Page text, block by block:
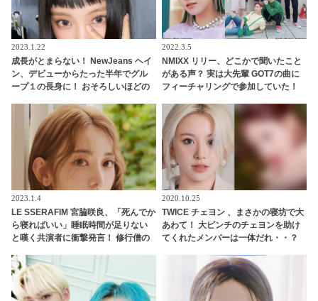
2023.1.22
成長がとまらない！ NewJeans ヘイ
ン、デビューからたった半年でグル
ープ１の長身に！ おそろしいほどの
ぶりに驚きの声
2022.3.5
NMIXX リリー、どこかで聞いたこと
がある声？ 実は大先輩 GOT7の曲に
フィーチャリングで参加していた！
2023.1.4
LE SSERAFIM 宮脇咲良、「死んでか
ら寝ればいい」睡眠時間が足りない
と嘆く共演者に衝撃発言！ 修行僧の
ぎる姿勢に啞然
2020.10.25
TWICE チェヨン 、まさかの寝坊で大
あわて！ 大ピンチのチェヨンを助け
てくれたメンバーは一体だれ・・？